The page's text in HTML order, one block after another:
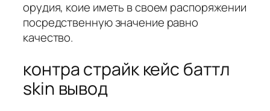
орудия, коие иметь в своем распоряжении
посредственную значение равно
качество.
контра страйк кейс баттл
skin вывод